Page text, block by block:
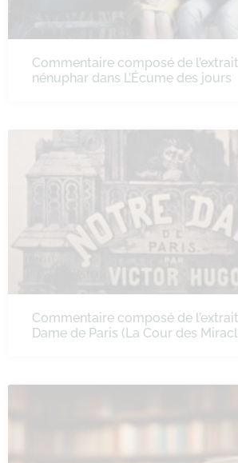
Commentaire composé de
nénuphar dans L’Écume des jours
Commentaire composé de
Dame de Paris (La Cour des